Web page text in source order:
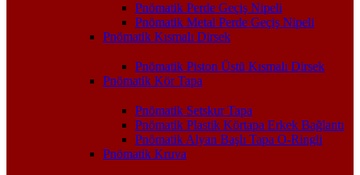
Pnömatik Perde Geçiş Nipeli
Pnömatik Metal Perde Geçiş Nipeli
Pnömatik Kısmalı Dirsek
Pnömatik Piston Üstü Kısmalı Dirsek
Pnömatik Kör Tapa
Pnömatik Setskur Tapa
Pnömatik Plastik Körtapa Erkek Bağlantı
Pnömatik Alyan Başlı Tapa O-Ringli
Pnömatik Kruva